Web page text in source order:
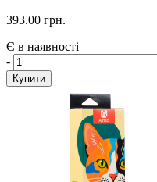
393.00 грн.
Є в наявності
-
Купити